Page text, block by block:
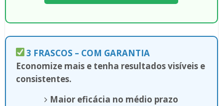
3 FRASCOS – COM GARANTIA
Economize mais e tenha resultados visíveis e
consistentes.
Maior eficácia no médio prazo